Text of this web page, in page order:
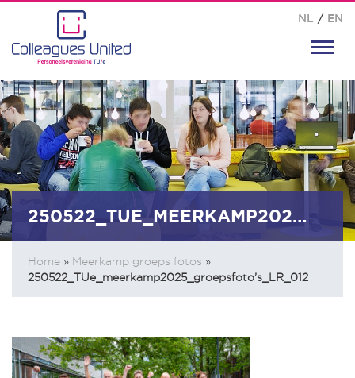
NL / EN
250522_TUE_MEERKAMP2025_GROEPSFOTO’S_LR_012
Home » Meerkamp groeps fotos »
250522_TUe_meerkamp2025_groepsfoto’s_LR_012